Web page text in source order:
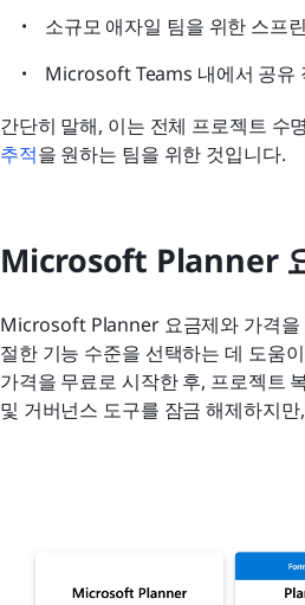
소규모 애자일 팀을 위한 스프
Microsoft Teams 내에서 공유
간단히 말해, 이는 전체 프로젝트
추적을 원하는 팀을 위한 것입니다.
Microsoft Planner
Microsoft Planner 요금제와 가격을
절한 기능 수준을 선택하는 데 도
가격을 무료로 시작한 후, 프로젝트
및 거버넌스 도구를 잠금 해제하지